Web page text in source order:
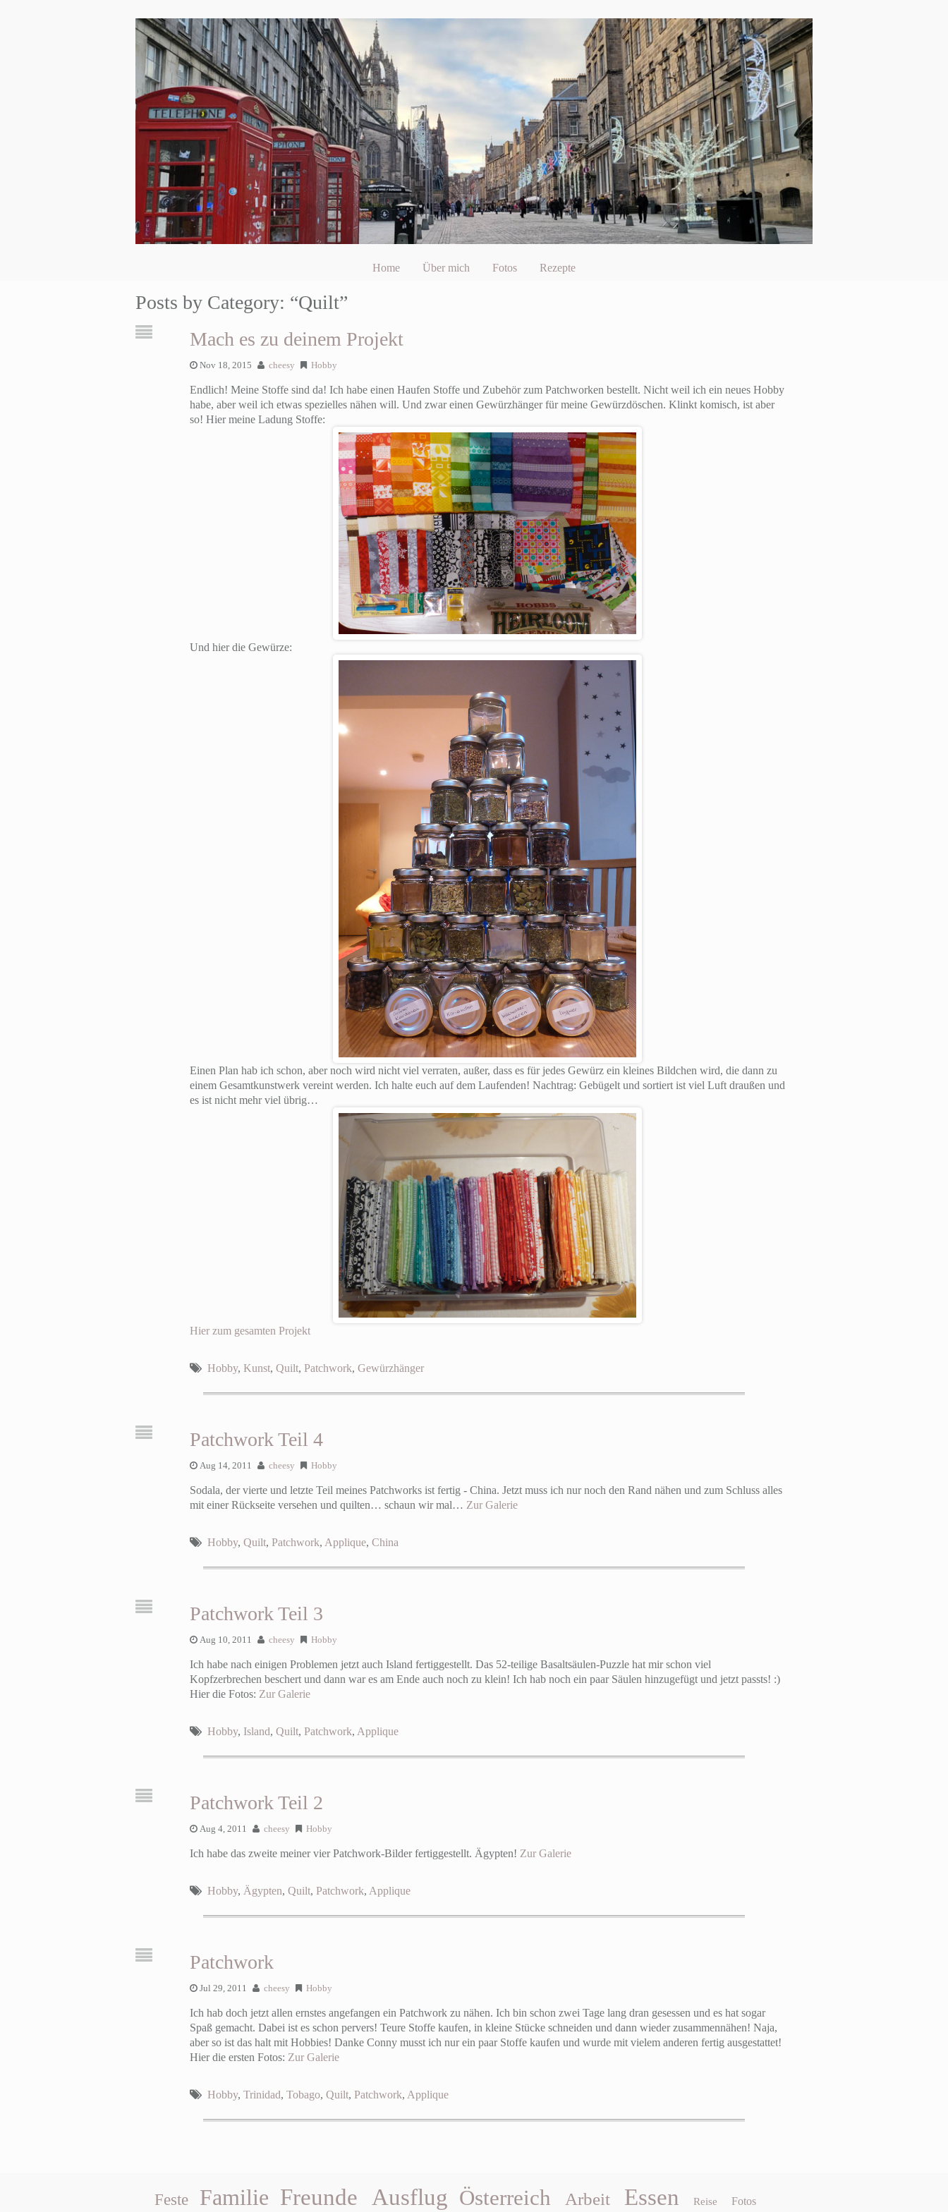
Home Über mich Fotos Rezepte
Posts by Category: “Quilt”
Mach es zu deinem Projekt
Nov 18, 2015 cheesy Hobby
Endlich! Meine Stoffe sind da! Ich habe einen Haufen Stoffe und Zubehör zum Patchworken bestellt. Nicht weil ich ein neues Hobby
habe, aber weil ich etwas spezielles nähen will. Und zwar einen Gewürzhänger für meine Gewürzdöschen. Klinkt komisch, ist aber
so! Hier meine Ladung Stoffe:
Und hier die Gewürze:
Einen Plan hab ich schon, aber noch wird nicht viel verraten, außer, dass es für jedes Gewürz ein kleines Bildchen wird, die dann zu
einem Gesamtkunstwerk vereint werden. Ich halte euch auf dem Laufenden! Nachtrag: Gebügelt und sortiert ist viel Luft draußen und
es ist nicht mehr viel übrig…
Hier zum gesamten Projekt
Hobby, Kunst, Quilt, Patchwork, Gewürzhänger
Patchwork Teil 4
Aug 14, 2011 cheesy Hobby
Sodala, der vierte und letzte Teil meines Patchworks ist fertig - China. Jetzt muss ich nur noch den Rand nähen und zum Schluss alles
mit einer Rückseite versehen und quilten… schaun wir mal… Zur Galerie
Hobby, Quilt, Patchwork, Applique, China
Patchwork Teil 3
Aug 10, 2011 cheesy Hobby
Ich habe nach einigen Problemen jetzt auch Island fertiggestellt. Das 52-teilige Basaltsäulen-Puzzle hat mir schon viel
Kopfzerbrechen beschert und dann war es am Ende auch noch zu klein! Ich hab noch ein paar Säulen hinzugefügt und jetzt passts! :)
Hier die Fotos: Zur Galerie
Hobby, Island, Quilt, Patchwork, Applique
Patchwork Teil 2
Aug 4, 2011 cheesy Hobby
Ich habe das zweite meiner vier Patchwork-Bilder fertiggestellt. Ägypten! Zur Galerie
Hobby, Ägypten, Quilt, Patchwork, Applique
Patchwork
Jul 29, 2011 cheesy Hobby
Ich hab doch jetzt allen ernstes angefangen ein Patchwork zu nähen. Ich bin schon zwei Tage lang dran gesessen und es hat sogar
Spaß gemacht. Dabei ist es schon pervers! Teure Stoffe kaufen, in kleine Stücke schneiden und dann wieder zusammennähen! Naja,
aber so ist das halt mit Hobbies! Danke Conny musst ich nur ein paar Stoffe kaufen und wurde mit vielem anderen fertig ausgestattet!
Hier die ersten Fotos: Zur Galerie
Hobby, Trinidad, Tobago, Quilt, Patchwork, Applique
Feste Familie Freunde Ausflug Österreich Arbeit Essen Reise Fotos